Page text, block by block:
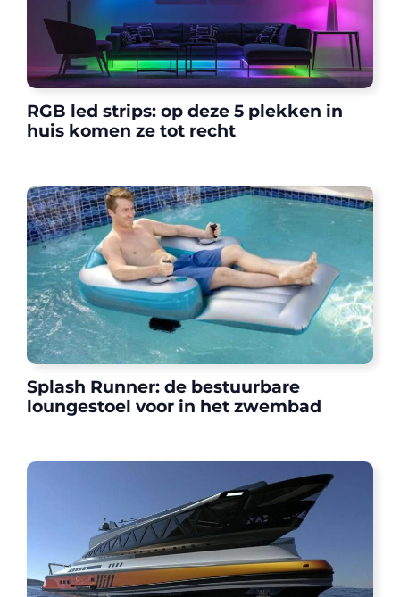
RGB led strips: op deze 5 plekken in
huis komen ze tot recht
Splash Runner: de bestuurbare
loungestoel voor in het zwembad